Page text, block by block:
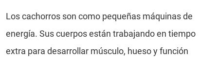
Los cachorros son como pequeñas máquinas de
energía. Sus cuerpos están trabajando en tiempo
extra para desarrollar músculo, hueso y función